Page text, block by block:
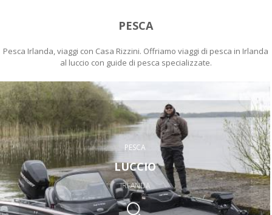
PESCA
Pesca Irlanda, viaggi con Casa Rizzini. Offriamo viaggi di pesca in Irlanda
al luccio con guide di pesca specializzate.
PESCA
LUCCIO
IRLANDA